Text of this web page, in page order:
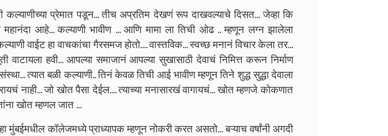
प्रेमात पडून... तीच अप्रतिम देखणं रूप दाखवल्याचे दिसत... जेव्हा कि
महानंदा आहे... कल्याणी भावीण ... आणि मामा ला तिची ओढ .. म्हणून लग्न झालेला
वाईट हा वाचकांचा गैरसमज होतो.... वास्तविक... स्वच्छ मनानं विचार केला तर...
वाटायला हवी... आपल्या समाजानं आपल्या सुखासाठी देवाचं निमित्त करून निर्माण
त्यात बळी कल्याणी.. तिनं केवळ तिची आई भावीण म्हणून तिने शुद्ध सुद्धा देवाला
नाही... जो खोत पैसा देईल.... त्याच्या मनासारखं वागायचं... खोत म्हणजे कोकणात
खोत म्हणल जात ...
मुंबईमधील कॉलेजमध्ये प्राध्यापक म्हणून नोकरी करत असतो... बऱ्याच वर्षांनी अगदी